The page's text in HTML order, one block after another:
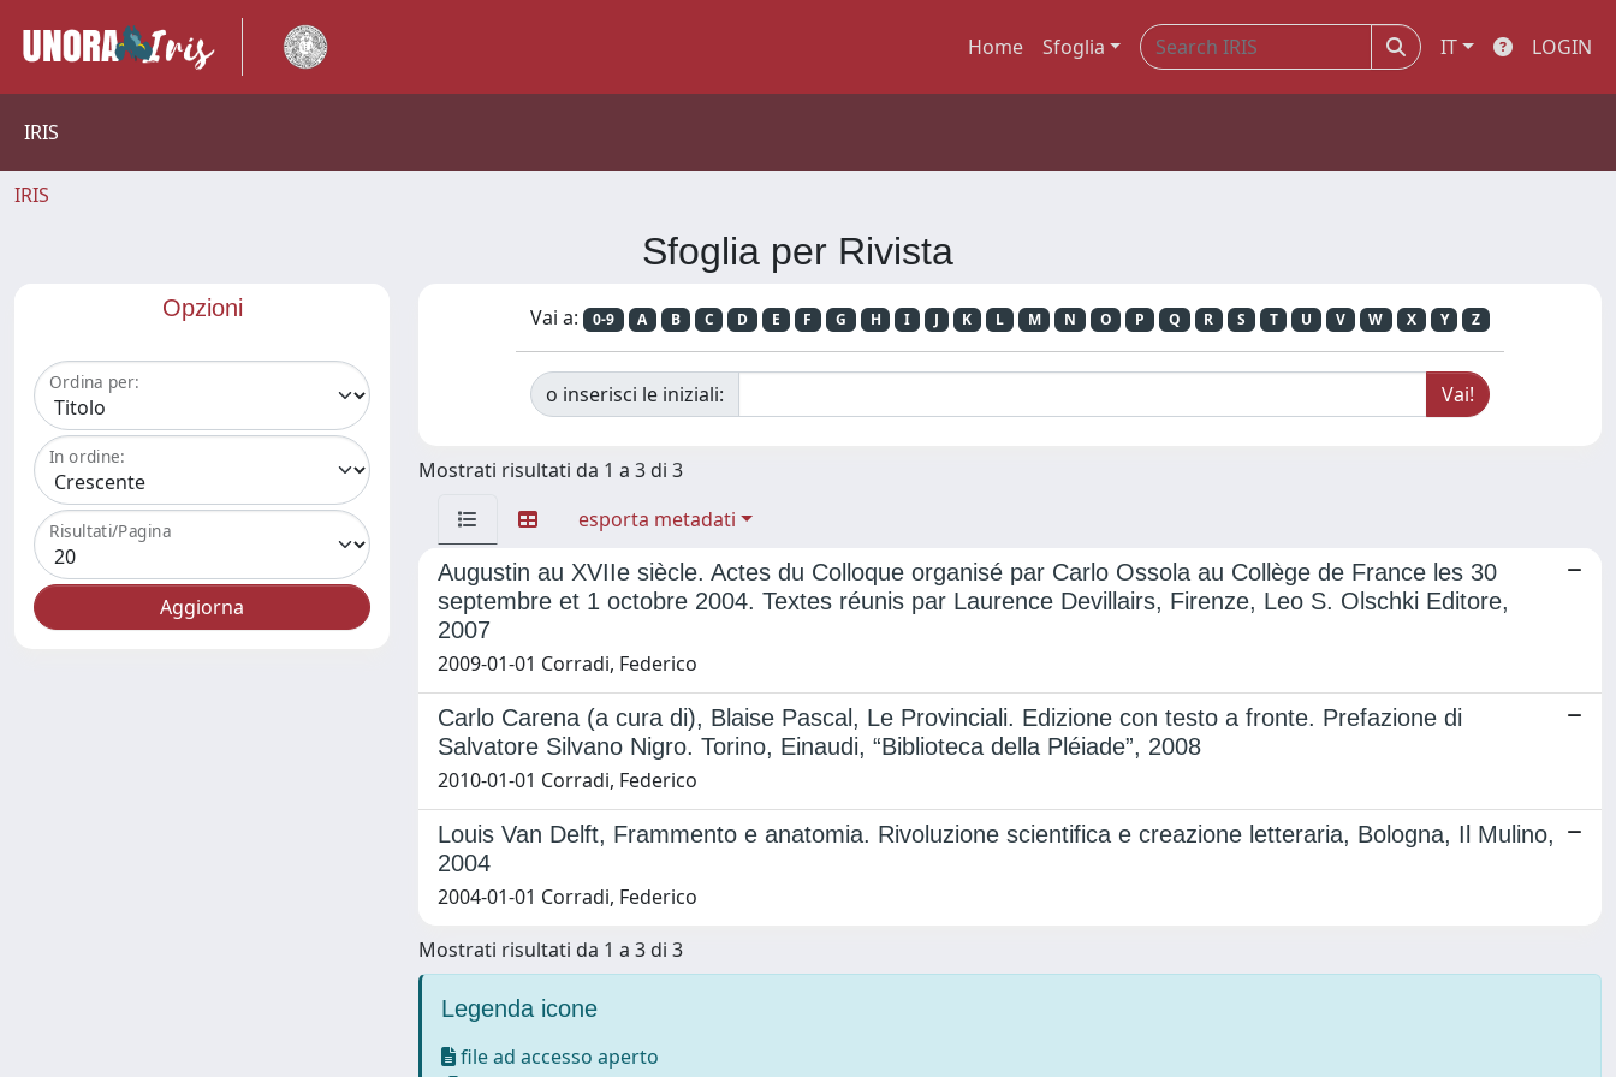
Home Sfoglia IT LOGIN
IRIS
IRIS
Sfoglia per Rivista
Opzioni
Ordina per:
In ordine:
Risultati/Pagina
Vai a: 0-9 A B C D E F G H I J K L M N O P Q R S T U V W X Y Z
o inserisci le iniziali:
Mostrati risultati da 1 a 3 di 3
esporta metadati
Augustin au XVIIe siècle. Actes du Colloque organisé par Carlo Ossola au Collège de France les 30
septembre et 1 octobre 2004. Textes réunis par Laurence Devillairs, Firenze, Leo S. Olschki Editore,
2007
2009-01-01 Corradi, Federico
Carlo Carena (a cura di), Blaise Pascal, Le Provinciali. Edizione con testo a fronte. Prefazione di
Salvatore Silvano Nigro. Torino, Einaudi, “Biblioteca della Pléiade”, 2008
2010-01-01 Corradi, Federico
Louis Van Delft, Frammento e anatomia. Rivoluzione scientifica e creazione letteraria, Bologna, Il Mulino,
2004
2004-01-01 Corradi, Federico
Mostrati risultati da 1 a 3 di 3
Legenda icone
file ad accesso aperto